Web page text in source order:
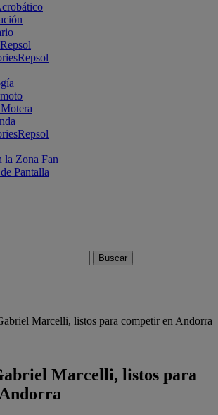
la Zona Fan
Pantalla
Marcelli, listos para competir en Andorra
Marcelli, listos para